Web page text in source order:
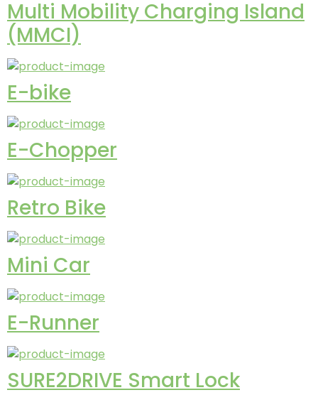
Multi Mobility Charging Island
(MMCI)
E-bike
E-Chopper
Retro Bike
Mini Car
E-Runner
SURE2DRIVE Smart Lock